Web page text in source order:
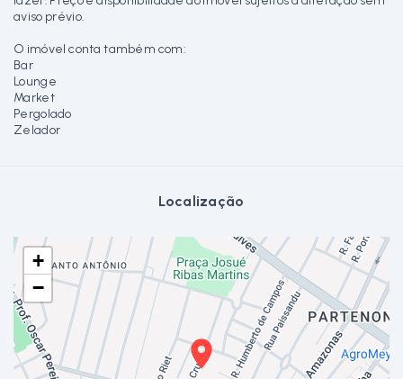
aviso prévio.
O imóvel conta também com:
Bar
Lounge
Market
Pergolado
Zelador
Localização
+
−